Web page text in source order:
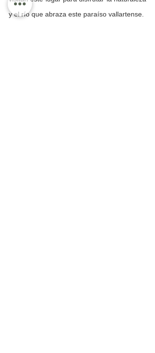
y el río que abraza este paraíso vallartense.